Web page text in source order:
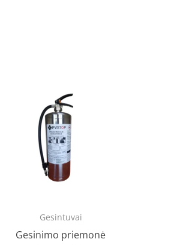
Gesintuvai
Gesinimo priemonė